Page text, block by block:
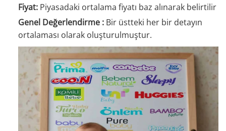
Fiyat:Piyasadaki ortalama fiyatı baz alınarak belirtilir
Genel Değerlendirme :Bir üstteki her bir detayın
ortalaması olarak oluşturulmuştur.